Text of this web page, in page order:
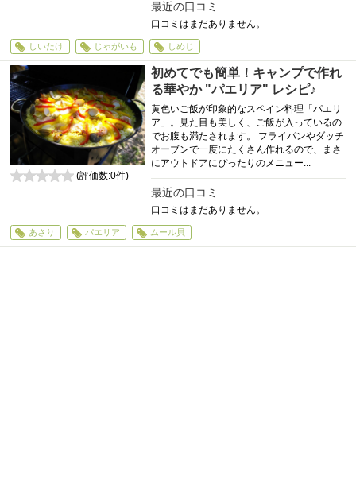
最近の口コミ
口コミはまだありません。
しいたけ じゃがいも しめじ
初めてでも簡単！キャンプで作れ
る華やか "パエリア" レシピ♪
黄色いご飯が印象的なスペイン料理「パエリ
ア」。見た目も美しく、ご飯が入っているの
でお腹も満たされます。 フライパンやダッチ
オーブンで一度にたくさん作れるので、まさ
にアウトドアにぴったりのメニュー...
最近の口コミ
口コミはまだありません。
(評価数:0件)
あさり パエリア ムール貝